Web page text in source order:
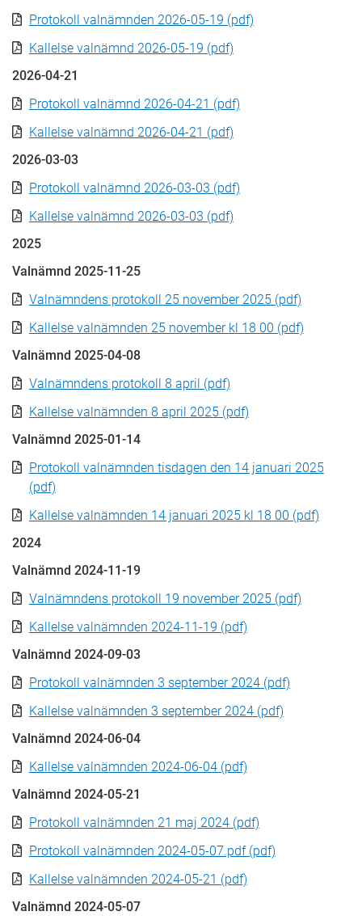
Protokoll valnämnden 2026-05-19 (pdf)
Kallelse valnämnd 2026-05-19 (pdf)
2026-04-21
Protokoll valnämnd 2026-04-21 (pdf)
Kallelse valnämnd 2026-04-21 (pdf)
2026-03-03
Protokoll valnämnd 2026-03-03 (pdf)
Kallelse valnämnd 2026-03-03 (pdf)
2025
Valnämnd 2025-11-25
Valnämndens protokoll 25 november 2025 (pdf)
Kallelse valnämnden 25 november kl 18 00 (pdf)
Valnämnd 2025-04-08
Valnämndens protokoll 8 april (pdf)
Kallelse valnämnden 8 april 2025 (pdf)
Valnämnd 2025-01-14
Protokoll valnämnden tisdagen den 14 januari 2025
(pdf)
Kallelse valnämnden 14 januari 2025 kl 18 00 (pdf)
2024
Valnämnd 2024-11-19
Valnämndens protokoll 19 november 2025 (pdf)
Kallelse valnämnden 2024-11-19 (pdf)
Valnämnd 2024-09-03
Protokoll valnämnden 3 september 2024 (pdf)
Kallelse valnämnden 3 september 2024 (pdf)
Valnämnd 2024-06-04
Kallelse valnämnden 2024-06-04 (pdf)
Valnämnd 2024-05-21
Protokoll valnämnden 21 maj 2024 (pdf)
Protokoll valnämnden 2024-05-07.pdf (pdf)
Kallelse valnämnden 2024-05-21 (pdf)
Valnämnd 2024-05-07